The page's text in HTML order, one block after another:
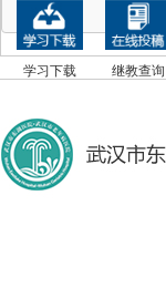
学习下载 继教查询